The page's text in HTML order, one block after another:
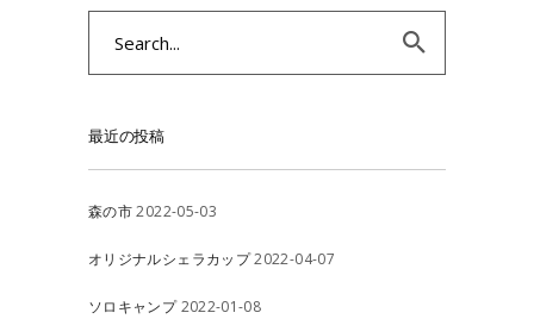
最近の投稿
森の市 2022-05-03
オリジナルシェラカップ2022-04-07
ソロキャンプ 2022-01-08